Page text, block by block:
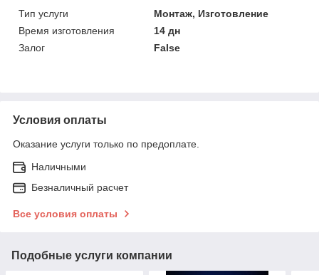
Тип услуги
Монтаж, Изготовление
Время изготовления
14 дн
Залог
False
Условия оплаты
Оказание услуги только по предоплате.
Наличными
Безналичный расчет
Все условия оплаты
Подобные услуги компании